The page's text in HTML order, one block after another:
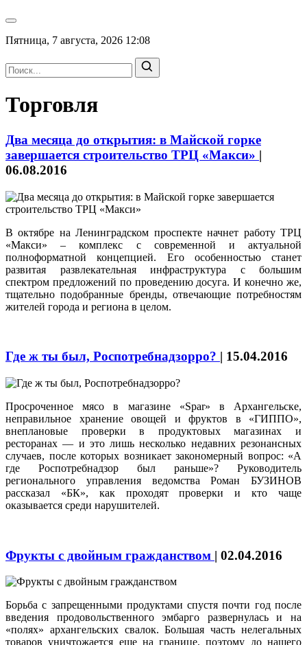
Пятница, 7 августа, 2026 12:08
Торговля
Два месяца до открытия: в Майской горке
завершается строительство ТРЦ «Макси» |
06.08.2016
В октябре на Ленинградском проспекте начнет работу ТРЦ
«Макси» – комплекс с современной и актуальной
полноформатной концепцией. Его особенностью станет
развитая развлекательная инфраструктура с большим
спектром предложений по проведению досуга. И конечно же,
тщательно подобранные бренды, отвечающие потребностям
жителей города и региона в целом.
Где ж ты был, Роспотребнадзорро? | 15.04.2016
Просроченное мясо в магазине «Spar» в Архангельске,
неправильное хранение овощей и фруктов в «ГИППО»,
внеплановые проверки в продуктовых магазинах и
ресторанах — и это лишь несколько недавних резонансных
случаев, после которых возникает закономерный вопрос: «А
где Роспотребнадзор был раньше»? Руководитель
регионального управления ведомства Роман БУЗИНОВ
рассказал «БК», как проходят проверки и кто чаще
оказывается среди нарушителей.
Фрукты с двойным гражданством | 02.04.2016
Борьба с запрещенными продуктами спустя почти год после
введения продовольственного эмбарго развернулась и на
«полях» архангельских свалок. Большая часть нелегальных
товаров уничтожается еще на границе, поэтому до нашего